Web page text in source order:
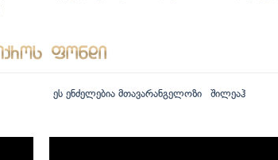
ეს ენძელებია მთავარანგელოზი შილეაჰ